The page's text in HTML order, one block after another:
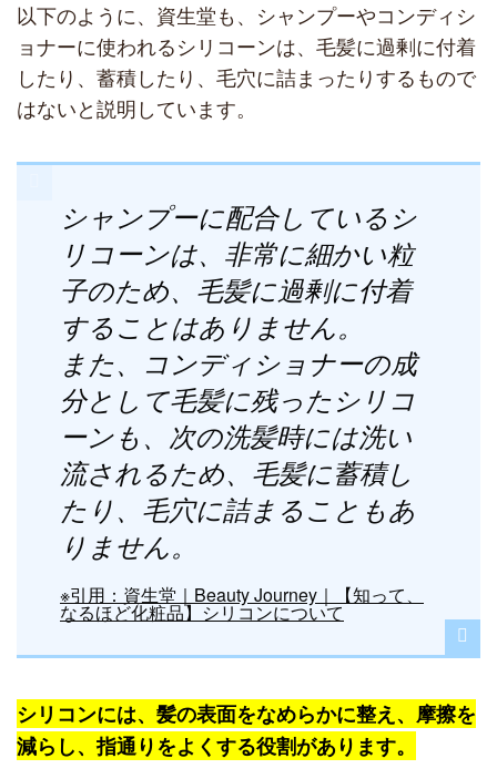
以下のように、資生堂も、シャンプーやコンディシ
ョナーに使われるシリコーンは、毛髪に過剰に付着
したり、蓄積したり、毛穴に詰まったりするもので
はないと説明しています。
シャンプーに配合しているシ
リコーンは、非常に細かい粒
子のため、毛髪に過剰に付着
することはありません。
また、コンディショナーの成
分として毛髪に残ったシリコ
ーンも、次の洗髪時には洗い
流されるため、毛髪に蓄積し
たり、毛穴に詰まることもあ
りません。
※引用：資生堂｜Beauty Journey｜【知って、
なるほど化粧品】シリコンについて
シリコンには、髪の表面をなめらかに整え、摩擦を
減らし、指通りをよくする役割があります。